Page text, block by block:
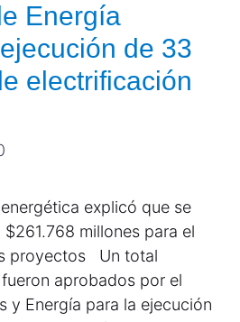
Energía
de 33
electrificación
explicó que se
millones para el
proyectos Un total
aprobados por el
y Energía para la ejecución